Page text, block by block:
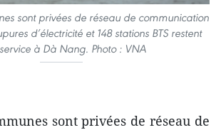
sont privées de réseau de communication
d’électricité et 148 stations BTS restent
à Dà Nang. Photo : VNA
sont privées de réseau de